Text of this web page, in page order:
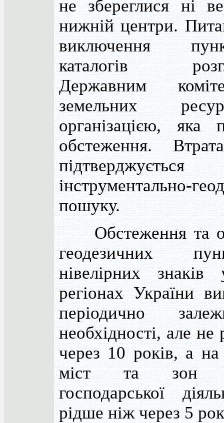
не збереглися ні
нижній центри.
виключення
каталогів
Державним
земельних
організацією, яка
обстеження.
інструментально-
пошуку.
Обстеження та
геодезичних
нівелірних знаків
регіонах України
періодично
необхідності, але не
через 10 років, а на
міст та зон
господарської
рідше ніж через 5